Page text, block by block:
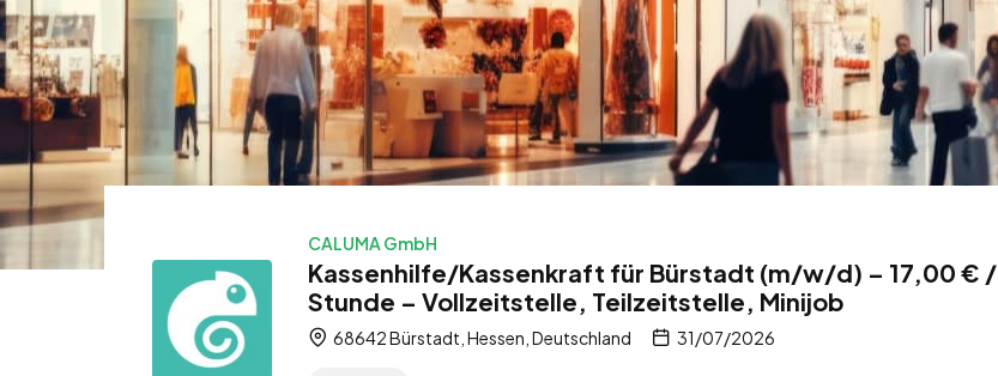
CALUMA GmbH
Kassenhilfe/Kassenkraft für Bürstadt (m/w/d) – 17,00 € /
Stunde – Vollzeitstelle, Teilzeitstelle, Minijob
68642 Bürstadt, Hessen, Deutschland 31/07/2026